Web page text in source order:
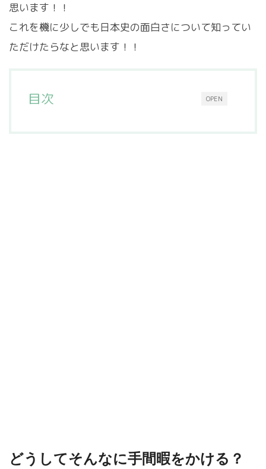
思います！！
これを機に少しでも日本史の面白さについて知ってい
ただけたらなと思います！！
OPEN
目次
どうしてそんなに手間暇をかける？